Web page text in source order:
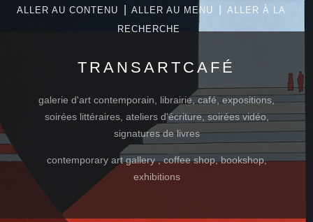
ALLER AU CONTENU ALLER AU MENU
ALLER À LA
RECHERCHE
TRANSARTCAFÉ
galerie d'art contemporain, librairie, café, expositions,
soirées littéraires, ateliers d'écriture, soirées vidéo,
signatures de livres
contemporary art gallery , coffee shop, bookshop,
exhibitions